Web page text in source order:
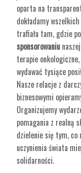
oparta na
dokładamy
trafiała tam, gdzie
sponsorowaniunaszej
terapie
wydawać tysiące
Nasze relacje z
biznesowymi
Organizujemy
pomagania z realną
dzielenie się tym,
uczynienia świata
solidarności.